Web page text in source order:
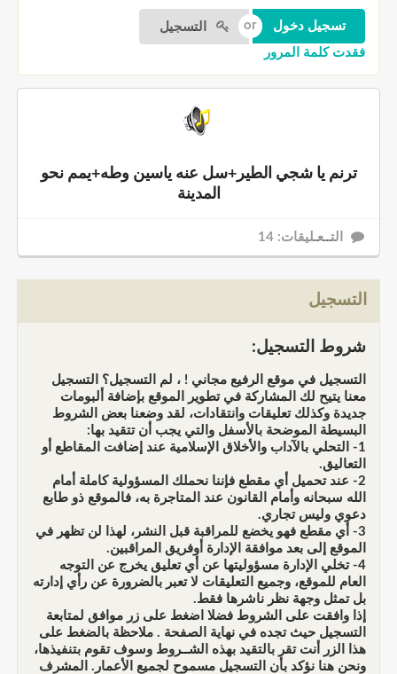
التسجيل
فقدت كلمة المرور
ترنم يا شجي الطير+سل عنه ياسين وطه+يمم نحو
المدينة
التــعـليقات: 14
التسجيل
شروط التسجيل:
التسجيل في موقع الرفيع مجاني ! ، لم التسجيل؟ التسجيل
معنا يتيح لك المشاركة في تطوير الموقع بإضافة ألبومات
جديدة وكذلك تعليقات وانتقادات، لقد وضعنا بعض الشروط
البسيطة الموضحة بالأسفل والتي يجب أن تتقيد بها:
1- التحلي بالآداب والأخلاق الإسلامية عند إضافت المقاطع أو
التعاليق.
2- عند تحميل أي مقطع فإننا نحملك المسؤولية كاملة أمام
الله سبحانه وأمام القانون عند المتاجرة به، فالموقع ذو طابع
دعوي وليس تجاري.
3- أي مقطع فهو يخضع للمراقبة قبل النشر، لهذا لن تظهر في
الموقع إلى بعد موافقة الإدارة أوفريق المراقبين.
4- تخلي الإدارة مسؤوليتها عن أي تعليق يخرج عن التوجه
العام للموقع، وجميع التعليقات لا تعبر بالضرورة عن رأي إدارته
بل تمثل وجهة نظر ناشرها فقط.
إذا وافقت على الشروط فضلا اضغط على زر موافق لمتابعة
التسجيل حيث تجده في نهاية الصفحة . ملاحظة بالضغط على
هذا الزر أنت تقر بالتقيد بهذه الشــروط وسوف تقوم بتنفيذها،
ونحن هنا نؤكد بأن التسجيل مسموح لجميع الأعمار. المشرف